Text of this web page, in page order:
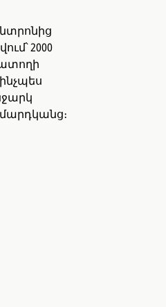
2000
մարդկանց։